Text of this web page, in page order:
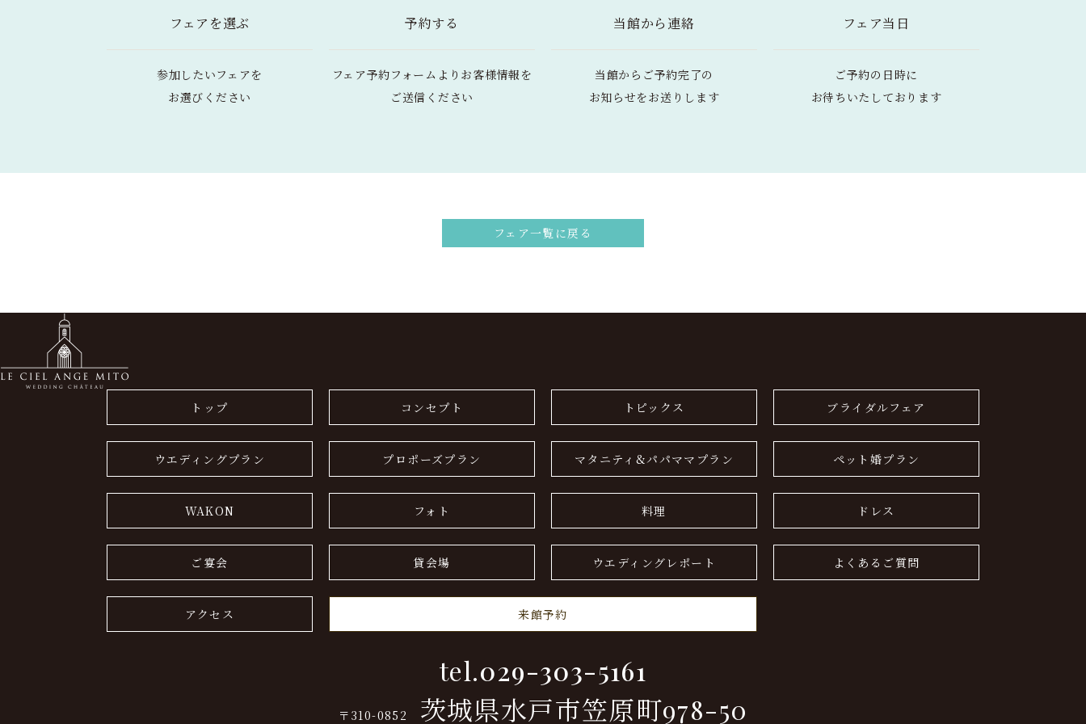
フェアを選ぶ
参加したいフェアを
お選びください
予約する
フェア予約フォームより お客様情報を
ご送信ください
当館から連絡
当館からご予約完了の
お知らせをお送りします
フェア当日
ご予約の日時に
お待ちいたしております
フェア一覧に戻る
トップ コンセプト トピックス ブライダルフェア
ウエディングプラン プロポーズプラン マタニティ&パパママプラン ペット婚プラン
WAKON フォト 料理 ドレス
ご宴会 貸会場 ウエディングレポート よくあるご質問
アクセス 来館予約
tel.029-303-5161
〒310-0852 茨城県水戸市笠原町978-50